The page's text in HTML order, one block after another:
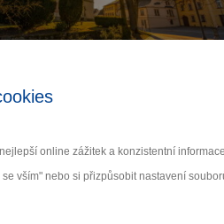
online zážitek a konzistentní
vším" nebo si přizpůsobit nastavení
Moravě
Město na Moravě